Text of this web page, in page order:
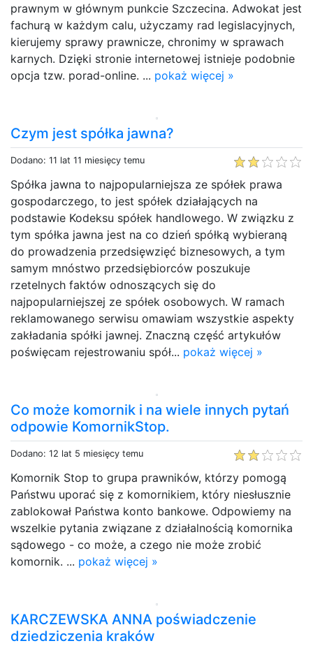
prawnym w głównym punkcie Szczecina. Adwokat jest
fachurą w każdym calu, użyczamy rad legislacyjnych,
kierujemy sprawy prawnicze, chronimy w sprawach
karnych. Dzięki stronie internetowej istnieje podobnie
opcja tzw. porad-online. ... pokaż więcej »
Czym jest spółka jawna?
Dodano: 11 lat 11 miesięcy temu
Spółka jawna to najpopularniejsza ze spółek prawa
gospodarczego, to jest spółek działających na
podstawie Kodeksu spółek handlowego. W związku z
tym spółka jawna jest na co dzień spółką wybieraną
do prowadzenia przedsięwzięć biznesowych, a tym
samym mnóstwo przedsiębiorców poszukuje
rzetelnych faktów odnoszących się do
najpopularniejszej ze spółek osobowych. W ramach
reklamowanego serwisu omawiam wszystkie aspekty
zakładania spółki jawnej. Znaczną część artykułów
poświęcam rejestrowaniu spół... pokaż więcej »
Co może komornik i na wiele innych pytań
odpowie KomornikStop.
Dodano: 12 lat 5 miesięcy temu
Komornik Stop to grupa prawników, którzy pomogą
Państwu uporać się z komornikiem, który niesłusznie
zablokował Państwa konto bankowe. Odpowiemy na
wszelkie pytania związane z działalnością komornika
sądowego - co może, a czego nie może zrobić
komornik. ... pokaż więcej »
KARCZEWSKA ANNA poświadczenie
dziedziczenia kraków